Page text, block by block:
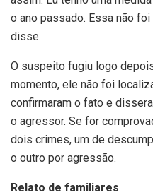
o ano passado. Essa não foi
disse.
O suspeito fugiu logo
momento, ele não foi
confirmaram o fato e
o agressor. Se for
dois crimes, um de
o outro por agressão.
Relato de familiares